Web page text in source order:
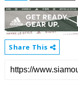
Share This